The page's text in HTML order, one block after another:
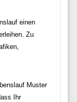
einen
Zu
Muster
Ihr